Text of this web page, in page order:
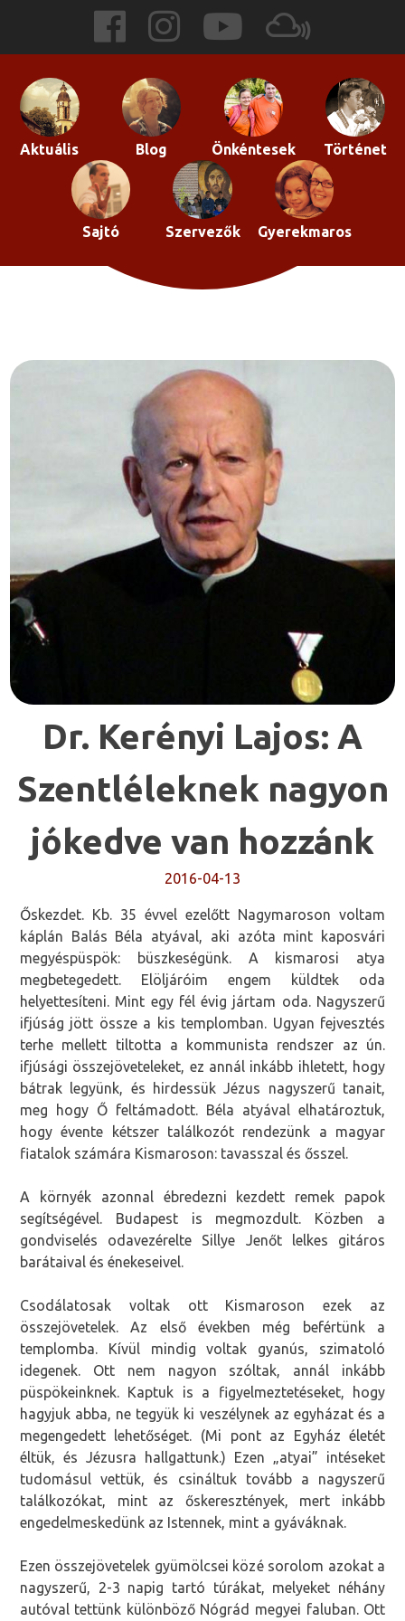
content
Aktuális Blog Önkéntesek Történet
Sajtó Szervezők Gyerekmaros
Dr. Kerényi Lajos: A
Szentléleknek nagyon
jókedve van hozzánk
2016-04-13
Őskezdet. Kb. 35 évvel ezelőtt Nagymaroson voltam
káplán Balás Béla atyával, aki azóta mint kaposvári
megyéspüspök: büszkeségünk. A kismarosi atya
megbetegedett. Elöljáróim engem küldtek oda
helyettesíteni. Mint egy fél évig jártam oda. Nagyszerű
ifjúság jött össze a kis templomban. Ugyan fejvesztés
terhe mellett tiltotta a kommunista rendszer az ún.
ifjúsági összejöveteleket, ez annál inkább ihletett, hogy
bátrak legyünk, és hirdessük Jézus nagyszerű tanait,
meg hogy Ő feltámadott. Béla atyával elhatároztuk,
hogy évente kétszer találkozót rendezünk a magyar
fiatalok számára Kismaroson: tavasszal és ősszel.
A környék azonnal ébredezni kezdett remek papok
segítségével. Budapest is megmozdult. Közben a
gondviselés odavezérelte Sillye Jenőt lelkes gitáros
barátaival és énekeseivel.
Csodálatosak voltak ott Kismaroson ezek az
összejövetelek. Az első években még befértünk a
templomba. Kívül mindig voltak gyanús, szimatoló
idegenek. Ott nem nagyon szóltak, annál inkább
püspökeinknek. Kaptuk is a figyelmeztetéseket, hogy
hagyjuk abba, ne tegyük ki veszélynek az egyházat és a
megengedett lehetőséget. (Mi pont az Egyház életét
éltük, és Jézusra hallgattunk.) Ezen „atyai” intéseket
tudomásul vettük, és csináltuk tovább a nagyszerű
találkozókat, mint az őskeresztények, mert inkább
engedelmeskedünk az Istennek, mint a gyáváknak.
Ezen összejövetelek gyümölcsei közé sorolom azokat a
nagyszerű, 2-3 napig tartó túrákat, melyeket néhány
autóval tettünk különböző Nógrád megyei faluban. Ott